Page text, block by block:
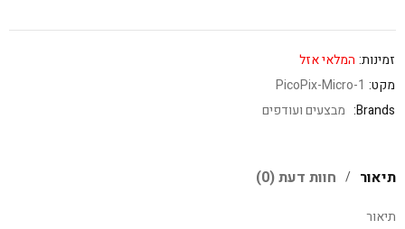
זמינות: המלאי אזל
מקט: PicoPix-Micro-1
Brands:
מבצעים ועודפים
תיאור חוות דעת (0)
תיאור